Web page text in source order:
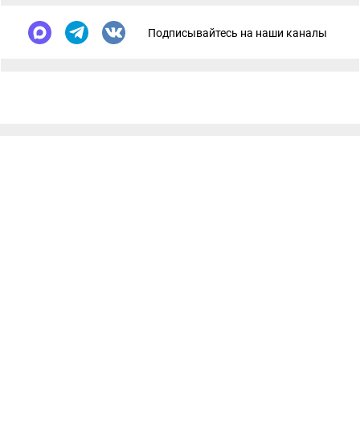
Подписывайтесь на наши каналы